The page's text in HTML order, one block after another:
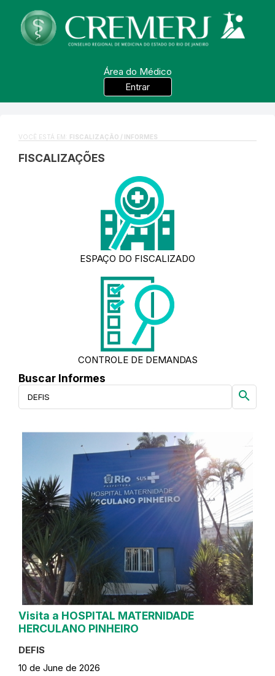
Área do Médico
Entrar
VOCÊ ESTÁ EM: FISCALIZAÇÃO / INFORMES
FISCALIZAÇÕES
ESPAÇO DO FISCALIZADO
CONTROLE DE DEMANDAS
Buscar Informes
search
Visita a HOSPITAL MATERNIDADE
HERCULANO PINHEIRO
DEFIS
10 de June de 2026